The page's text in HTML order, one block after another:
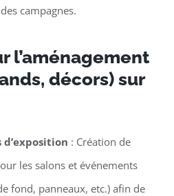
campagnes.
l’aménagement
décors) sur
d’exposition : Création de
les salons et événements
fond, panneaux, etc.) afin de